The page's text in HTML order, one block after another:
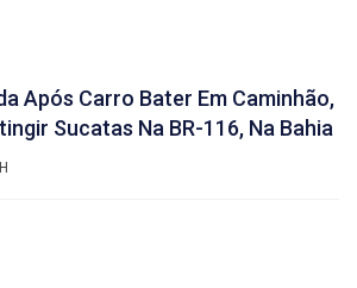
Após Carro Bater Em Caminhão,
Sucatas Na BR-116, Na Bahia